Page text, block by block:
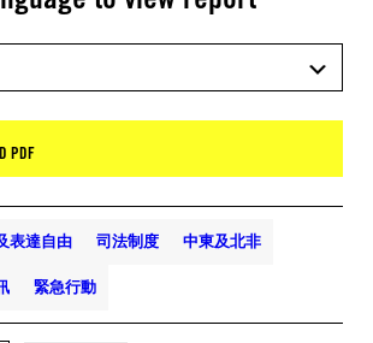
PDF
表達自由 司法制度 中東及北非
緊急行動